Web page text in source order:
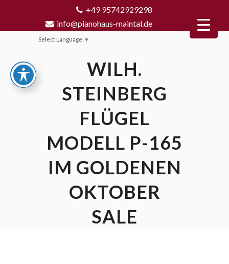
+49 95742929298
info@pianohaus-maintal.de
Select Language ▼
WILH.
STEINBERG
FLÜGEL
MODELL P-165
IM GOLDENEN
OKTOBER
SALE